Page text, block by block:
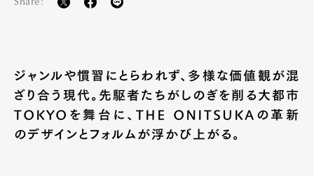
Share:
ジャンルや慣習にとらわれず、多様な価値観が混
ざり合う現代。先駆者たちがしのぎを削る大都市
TOKYOを舞台に、THE ONITSUKAの革新
のデザインとフォルムが浮かび上がる。